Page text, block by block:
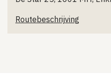
Routebeschrijving